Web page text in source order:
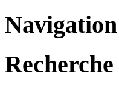
Navigation
Recherche